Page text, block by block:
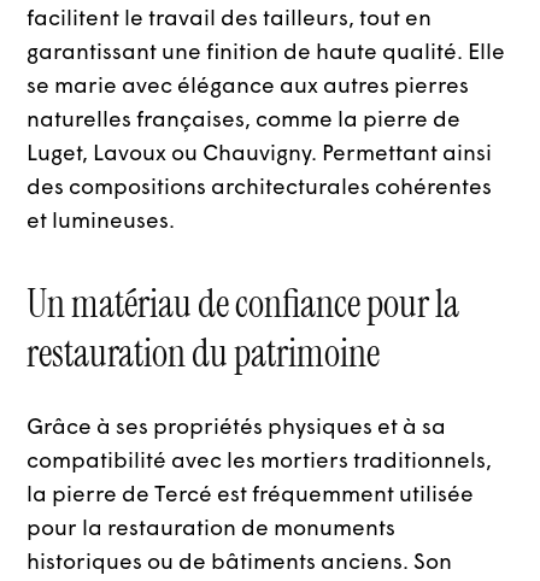
facilitent le travail des tailleurs, tout en
garantissant une finition de haute qualité. Elle
se marie avec élégance aux autres pierres
naturelles françaises, comme la pierre de
Luget, Lavoux ou Chauvigny. Permettant ainsi
des compositions architecturales cohérentes
et lumineuses.
Un matériau de confiance pour la
restauration du patrimoine
Grâce à ses propriétés physiques et à sa
compatibilité avec les mortiers traditionnels,
la pierre de Tercé est fréquemment utilisée
pour la restauration de monuments
historiques ou de bâtiments anciens. Son